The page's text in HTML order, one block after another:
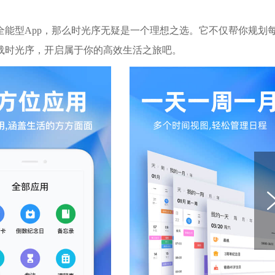
型App，那么时光序无疑是一个理想之选。它不仅帮你规划
光序，开启属于你的高效生活之旅吧。